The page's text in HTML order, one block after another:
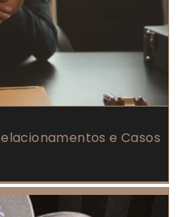
e Casos